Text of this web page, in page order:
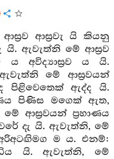
ආස්‍රව ආස්‍රවැ යි කියනු
යි. ඇවැත්නි මේ ආස්‍රව
ය අවිද්‍යාස්‍රව ය යි.
මේ ආස්‍රවයන්
පිළිවෙතෙක් ඇද්ද යි.
පිණිස මගෙක් ඇත,
ආස්‍රවයන් ප්‍රහාණය
දැ යි. ඇවැත්නි, මේ
ම ය. එනම්:
යි. ඇවැත්නි, මේ